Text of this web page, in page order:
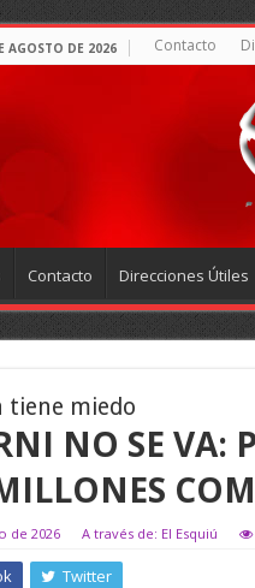
AGOSTO DE 2026 Contacto
Contacto Direcciones Útiles
tiene miedo
NO SE VA:
de 2026 A través de: El Esquiú
Twitter